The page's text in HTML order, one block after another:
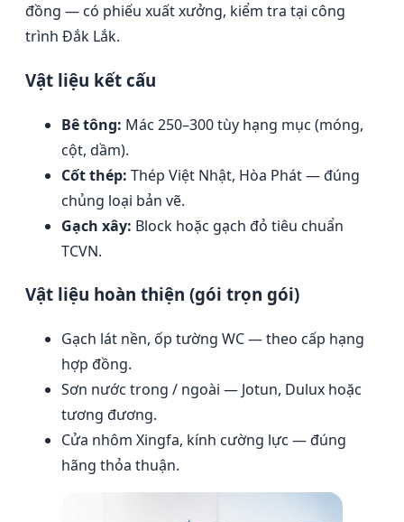
đồng — có phiếu xuất xưởng, kiểm tra tại công
trình Đắk Lắk.
Vật liệu kết cấu
Bê tông: Mác 250–300 tùy hạng mục (móng,
cột, dầm).
Cốt thép: Thép Việt Nhật, Hòa Phát — đúng
chủng loại bản vẽ.
Gạch xây: Block hoặc gạch đỏ tiêu chuẩn
TCVN.
Vật liệu hoàn thiện (gói trọn gói)
Gạch lát nền, ốp tường WC — theo cấp hạng
hợp đồng.
Sơn nước trong / ngoài — Jotun, Dulux hoặc
tương đương.
Cửa nhôm Xingfa, kính cường lực — đúng
hãng thỏa thuận.